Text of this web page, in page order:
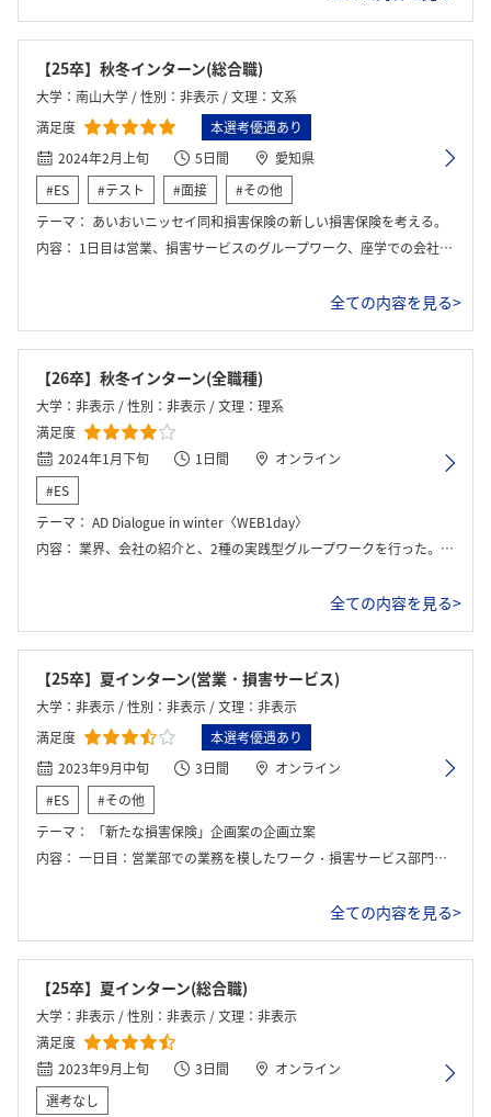
【25卒】秋冬インターン(総合職)
大学：南山大学 / 性別：非表示 / 文理：文系
満足度
本選考優遇あり
2024年2月上旬
5日間
愛知県
#ES
#テスト #面接
#その他
テーマ： あいおいニッセイ同和損害保険の新しい損害保険を考える。
内容： 1日目は営業、損害サービスのグループワーク、座学での会社説明などもあった。 2日目は新規事業提案のワークを行う。 3日目は営業支店同行で支店へ訪れた。 4日目は損害サービスの仕事同行で支店へ訪れた。 5日目社員交流でメンター社員と交流を深めた。
全ての内容を見る>
【26卒】秋冬インターン(全職種)
大学：非表示 / 性別：非表示 / 文理：理系
満足度
2024年1月下旬
1日間
オンライン
#ES
テーマ： AD Dialogue in winter〈WEB1day〉
内容： 業界、会社の紹介と、2種の実践型グループワークを行った。特に、事業戦略「CSV×DX」に関して特に重点を置いて学んだ。
全ての内容を見る>
【25卒】夏インターン(営業・損害サービス)
大学：非表示 / 性別：非表示 / 文理：非表示
満足度
本選考優遇あり
2023年9月中旬
3日間
オンライン
#ES
#その他
テーマ：
「新たな損害保険」企画案の企画立案
内容： 一日目：営業部での業務を模したワーク・損害サービス部門での業務を模したワーク 二日目：最終日に発表する「新たな損害保険」企画案の企画立案ワーク 最終日：「新たな損害保険」企画案の発表・性格検査を活用した他者との対話を通じた自己分析・内々定者との座談会
全ての内容を見る>
【25卒】夏インターン(総合職)
大学：非表示 / 性別：非表示 / 文理：非表示
満足度
2023年9月上旬
3日間
オンライン
選考なし